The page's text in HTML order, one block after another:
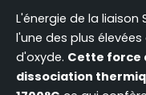
L'énergie de la
l'une des plus
d'oxyde. Cette force
dissociation